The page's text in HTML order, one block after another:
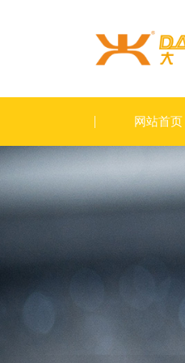
网站首页